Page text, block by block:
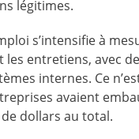
légitimes.
s’intensifie à
les entretiens, avec
internes. Ce
avaient
dollars au total.